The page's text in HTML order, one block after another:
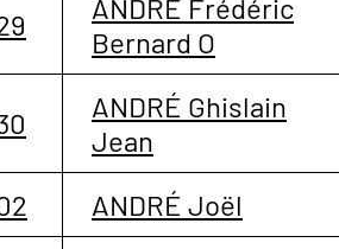
ANDRÉ Frédéric
Bernard O
ANDRÉ Ghislain
Jean
ANDRÉ Joël